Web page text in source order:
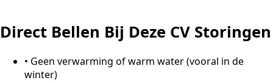
Direct Bellen Bij Deze CV Storingen
• Geen verwarming of warm water (vooral in de
winter)